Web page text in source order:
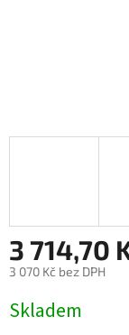
3 714,70
3 070 Kč bez DPH
cena:
Skladem